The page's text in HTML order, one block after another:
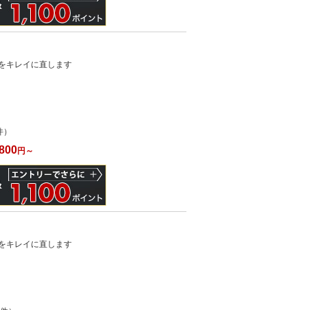
キレイに直します
円～
キレイに直します